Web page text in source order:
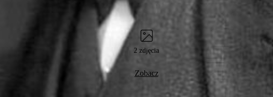
2 zdjęcia
Zobacz